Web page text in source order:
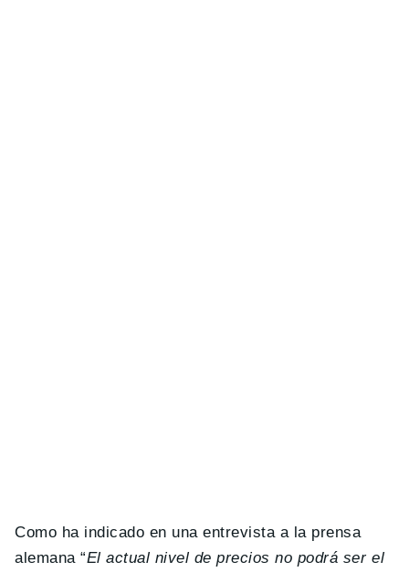
Como ha indicado en una entrevista a la prensa
alemana “El actual nivel de precios no podrá ser el